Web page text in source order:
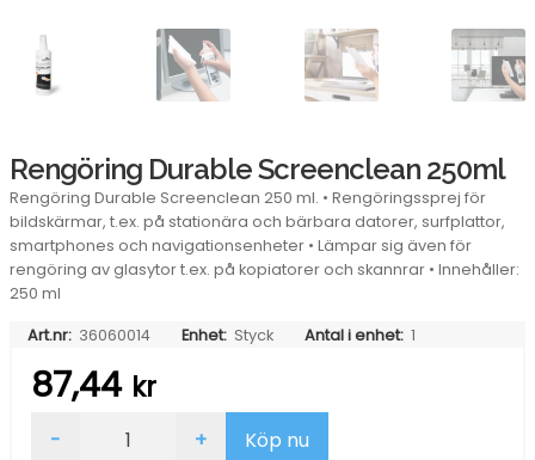
Rengöring Durable Screenclean 250ml
Rengöring Durable Screenclean 250 ml. • Rengöringssprej för
bildskärmar, t.ex. på stationära och bärbara datorer, surfplattor,
smartphones och navigationsenheter • Lämpar sig även för
rengöring av glasytor t.ex. på kopiatorer och skannrar • Innehåller:
250 ml
Art.nr: 36060014 Enhet: Styck Antal i enhet: 1
87,44 kr
Durable
- + Köp nu